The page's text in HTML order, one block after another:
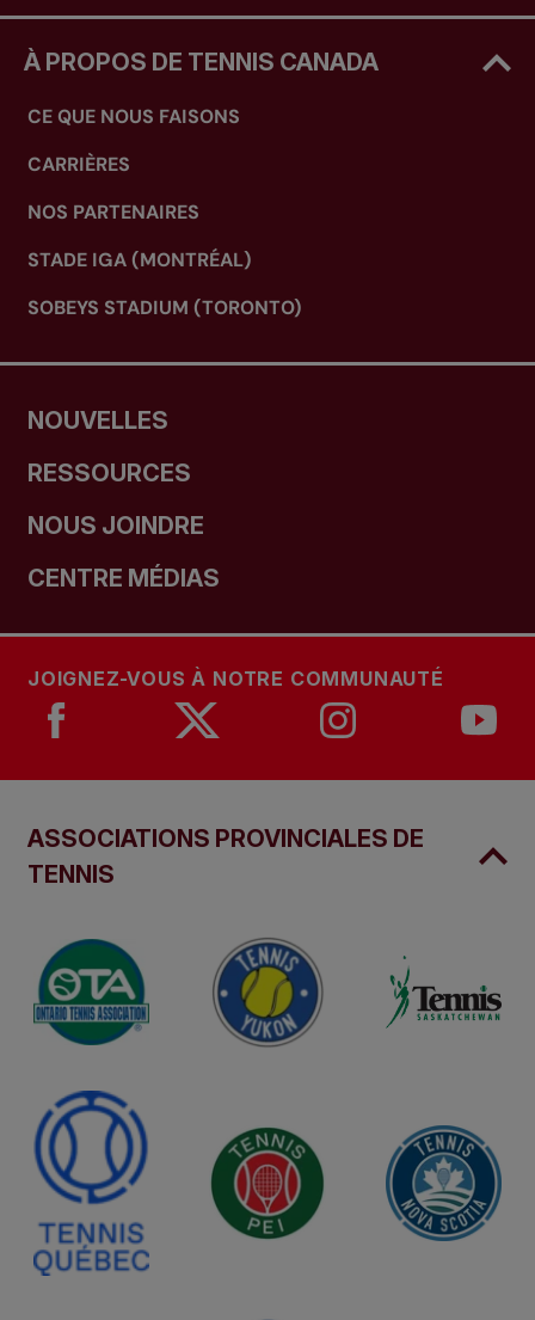
À PROPOS DE TENNIS CANADA
CE QUE NOUS FAISONS
CARRIÈRES
NOS PARTENAIRES
STADE IGA (MONTRÉAL)
SOBEYS STADIUM (TORONTO)
NOUVELLES
RESSOURCES
NOUS JOINDRE
CENTRE MÉDIAS
JOIGNEZ-VOUS À NOTRE COMMUNAUTÉ
ASSOCIATIONS PROVINCIALES DE
TENNIS